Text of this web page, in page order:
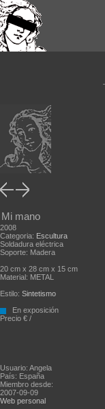
Mi mano
2008
Categoria: Escultura
Soldadura eléctrica
Soporte: Madera
20 cm x 28 cm x 15 cm
Material: METAL
Estilo: Sintetismo
En exposición
Precio € /
Usuario: Angela
País: España
Miembro desde:
2007-09-09
Web personal